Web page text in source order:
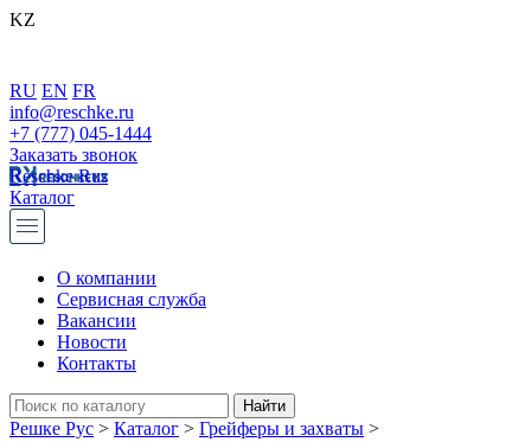
KZ
RU EN FR
info@reschke.ru
+7 (777) 045-1444
Заказать звонок
Reschke Rus
Каталог
О компании
Сервисная служба
Вакансии
Новости
Контакты
Решке Рус > Каталог > Грейферы и захваты >